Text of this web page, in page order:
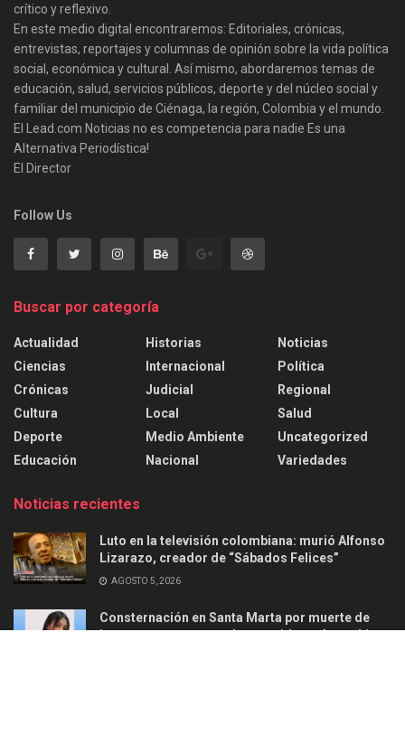
crítico y reflexivo.
En este medio digital encontraremos: Editoriales, crónicas,
entrevistas, reportajes y columnas de opinión sobre la vida política
social, económica y cultural. Así mismo, abordaremos temas de
educación, salud, servicios públicos, deporte y del núcleo social y
familiar del municipio de Ciénaga, la región, Colombia y el mundo.
El Lead.com Noticias no es competencia para nadie Es una
Alternativa Periodística!
El Director
Follow Us
Buscar por categoría
Actualidad
Ciencias
Crónicas
Cultura
Deporte
Educación
Historias
Internacional
Judicial
Local
Medio Ambiente
Nacional
Noticias
Política
Regional
Salud
Uncategorized
Variedades
Noticias recientes
Luto en la televisión colombiana: murió Alfonso
Lizarazo, creador de “Sábados Felices”
AGOSTO 5, 2026
Consternación en Santa Marta por muerte de
joven en ataque armado ocurrido en Aguachica